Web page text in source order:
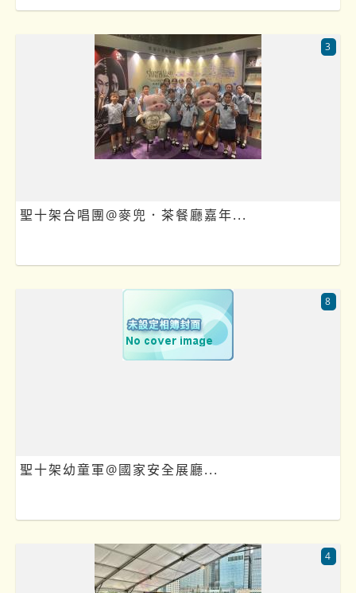
聖十架合唱團@麥兜．茶餐廳嘉年...
3
聖十架幼童軍@國家安全展廳...
8
4